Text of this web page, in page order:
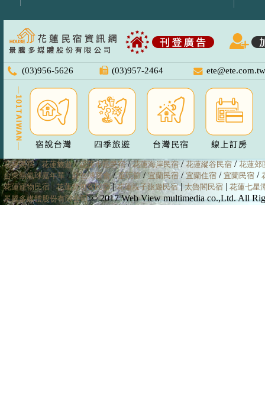
(03)956-5626 (03)957-2464 ete@ete.com.tw
花蓮民宿/花蓮旅遊/花蓮市區民宿/花蓮海岸民宿/花蓮縱谷民宿/花蓮郊
台東熱氣球嘉年華 /綠色博覽會/童玩節/宜蘭民宿 / 宜蘭住宿 / 宜蘭民宿 /
花蓮寵物民宿| 花蓮背包客民宿|花蓮親子旅遊民宿| 太魯閣民宿 | 花蓮七星
景騰多媒體股份有限公司© 2017 Web View multimedia co.,Ltd. All